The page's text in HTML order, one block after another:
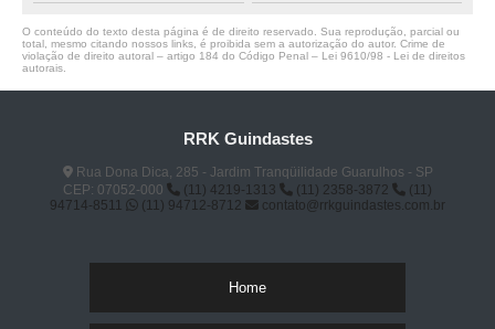
O conteúdo do texto desta página é de direito reservado. Sua reprodução, parcial ou
total, mesmo citando nossos links, é proibida sem a autorização do autor. Crime de
violação de direito autoral – artigo 184 do Código Penal – Lei 9610/98 - Lei de direitos
autorais.
RRK Guindastes
Rua Dona Dica, 285 - Jardim Tranqüilidade Guarulhos - SP
CEP: 07052-000
(11) 4219-1313 (11) 2358-3872
(11)
94714-8511
(11) 94712-8712 contato@rrkguindastes.com.br
Home